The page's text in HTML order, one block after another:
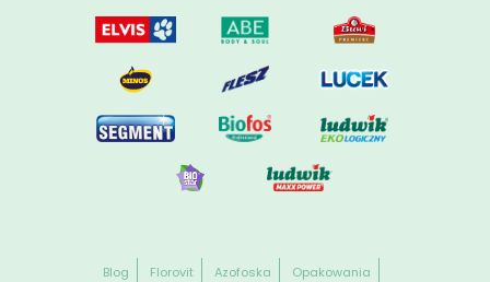
Blog Florovit Azofoska Opakowania